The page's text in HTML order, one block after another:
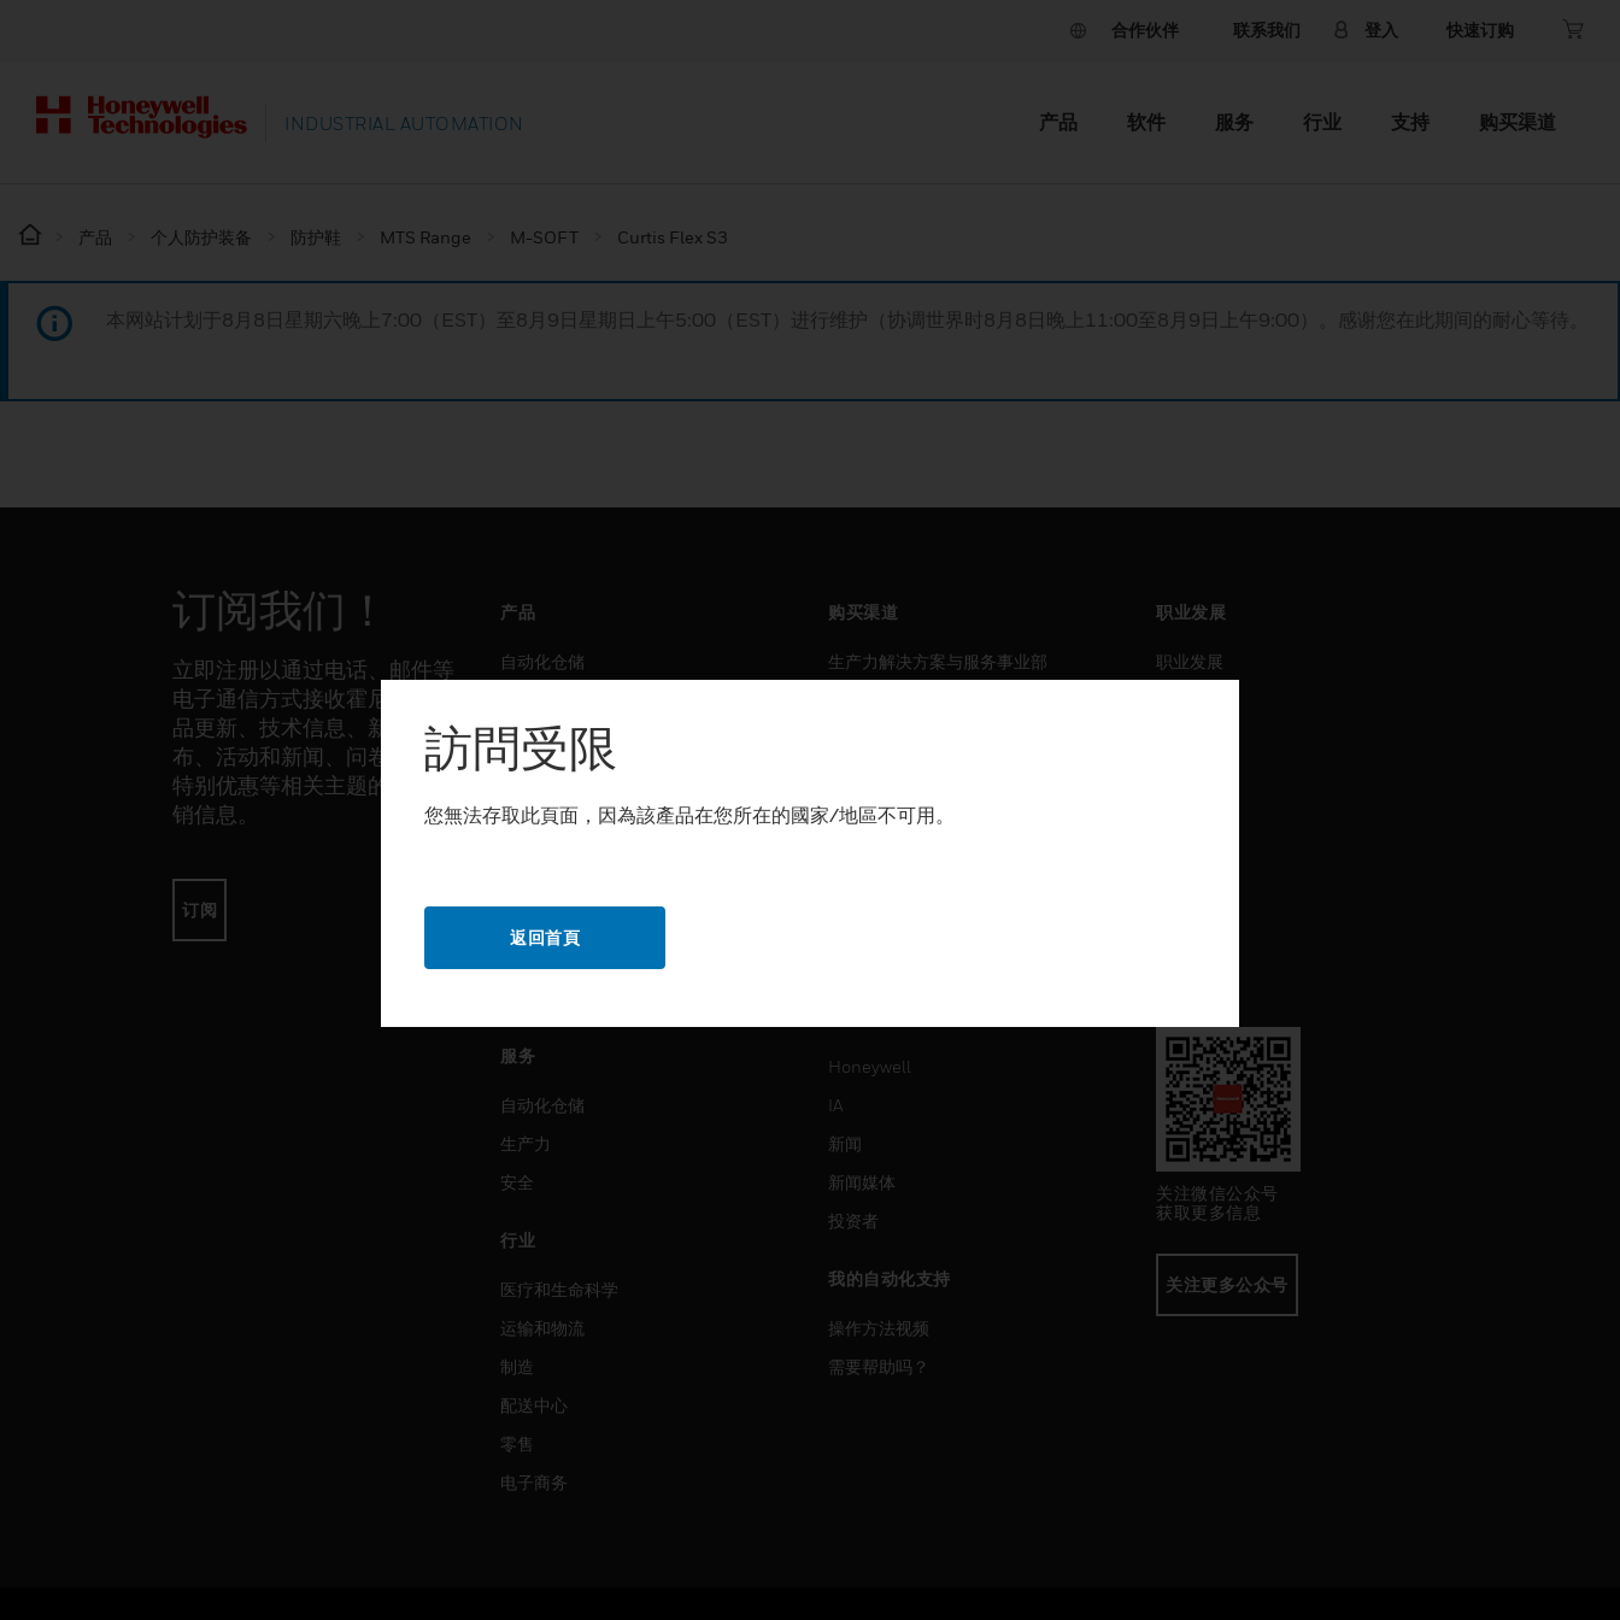
合作伙伴 联系我们 登入 快速订购
INDUSTRIAL AUTOMATION 产品 软件 服务 行业 支持 购买渠道
产品 个人防护装备 防护鞋 MTS Range M-SOFT Curtis Flex S3
本网站计划于8月8日星期六晚上7:00（EST）至8月9日星期日上午5:00（EST）进行维护（协调世界时8月8日晚上11:00至8月9日上午9:00）。感谢您在此期间的耐心等待。
订阅我们！
立即注册以通过电话、邮件等
电子通信方式接收霍尼韦尔产
品更新、技术信息、新品发
布、活动和新闻、问卷调查、
特别优惠等相关主题的独家营
销信息。
订阅
产品
自动化仓储
安全
传感解决方案
自动化仓储
生产力
服务
自动化仓储
生产力
安全
行业
医疗和生命科学
运输和物流
制造
配送中心
零售
电子商务
购买渠道
生产力解决方案与服务事业部
自动化仓储
Honeywell
IA
新闻
新闻媒体
投资者
我的自动化支持
操作方法视频
需要帮助吗？
职业发展
职业发展
关注微信公众号
获取更多信息
关注更多公众号
訪問受限
您無法存取此頁面，因為該產品在您所在的國家/地區不可用。
返回首頁